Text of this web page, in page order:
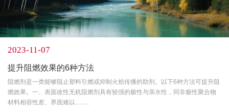
2023-11-07
提升阻燃效果的6种方法
阻燃剂是一类能够阻止塑料引燃或抑制火焰传播的助剂。以下6种方法可提升阻
燃效果。一、表面改性无机阻燃剂具有较强的极性与亲水性，同非极性聚合物
材料相容性差、界面难以.........